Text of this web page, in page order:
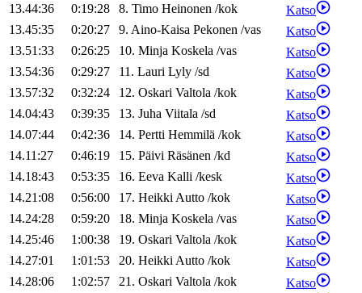
13.44:36
0:19:28 8. Timo Heinonen /kok
Katso
13.45:35
0:20:27 9. Aino-Kaisa Pekonen /vas
Katso
13.51:33
0:26:25 10. Minja Koskela /vas
Katso
13.54:36
0:29:27 11. Lauri Lyly /sd
Katso
13.57:32
0:32:24 12. Oskari Valtola /kok
Katso
14.04:43
0:39:35 13. Juha Viitala /sd
Katso
14.07:44
0:42:36 14. Pertti Hemmilä /kok
Katso
14.11:27
0:46:19 15. Päivi Räsänen /kd
Katso
14.18:43
0:53:35 16. Eeva Kalli /kesk
Katso
14.21:08
0:56:00 17. HeikkiAutto /kok
Katso
14.24:28
0:59:20 18. Minja Koskela /vas
Katso
14.25:46
1:00:38 19. Oskari Valtola /kok
Katso
14.27:01
1:01:53 20. HeikkiAutto /kok
Katso
14.28:06
1:02:57 21. Oskari Valtola /kok
Katso